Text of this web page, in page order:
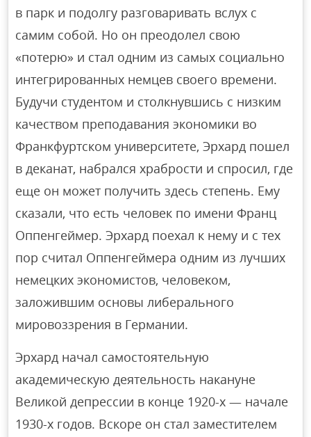
в парк и подолгу разговаривать вслух с
самим собой. Но он преодолел свою
«потерю» и стал одним из самых социально
интегрированных немцев своего времени.
Будучи студентом и столкнувшись с низким
качеством преподавания экономики во
Франкфуртском университете, Эрхард пошел
в деканат, набрался храбрости и спросил, где
еще он может получить здесь степень. Ему
сказали, что есть человек по имени Франц
Оппенгеймер. Эрхард поехал к нему и с тех
пор считал Оппенгеймера одним из лучших
немецких экономистов, человеком,
заложившим основы либерального
мировоззрения в Германии.
Эрхард начал самостоятельную
академическую деятельность накануне
Великой депрессии в конце 1920-х — начале
1930-х годов. Вскоре он стал заместителем